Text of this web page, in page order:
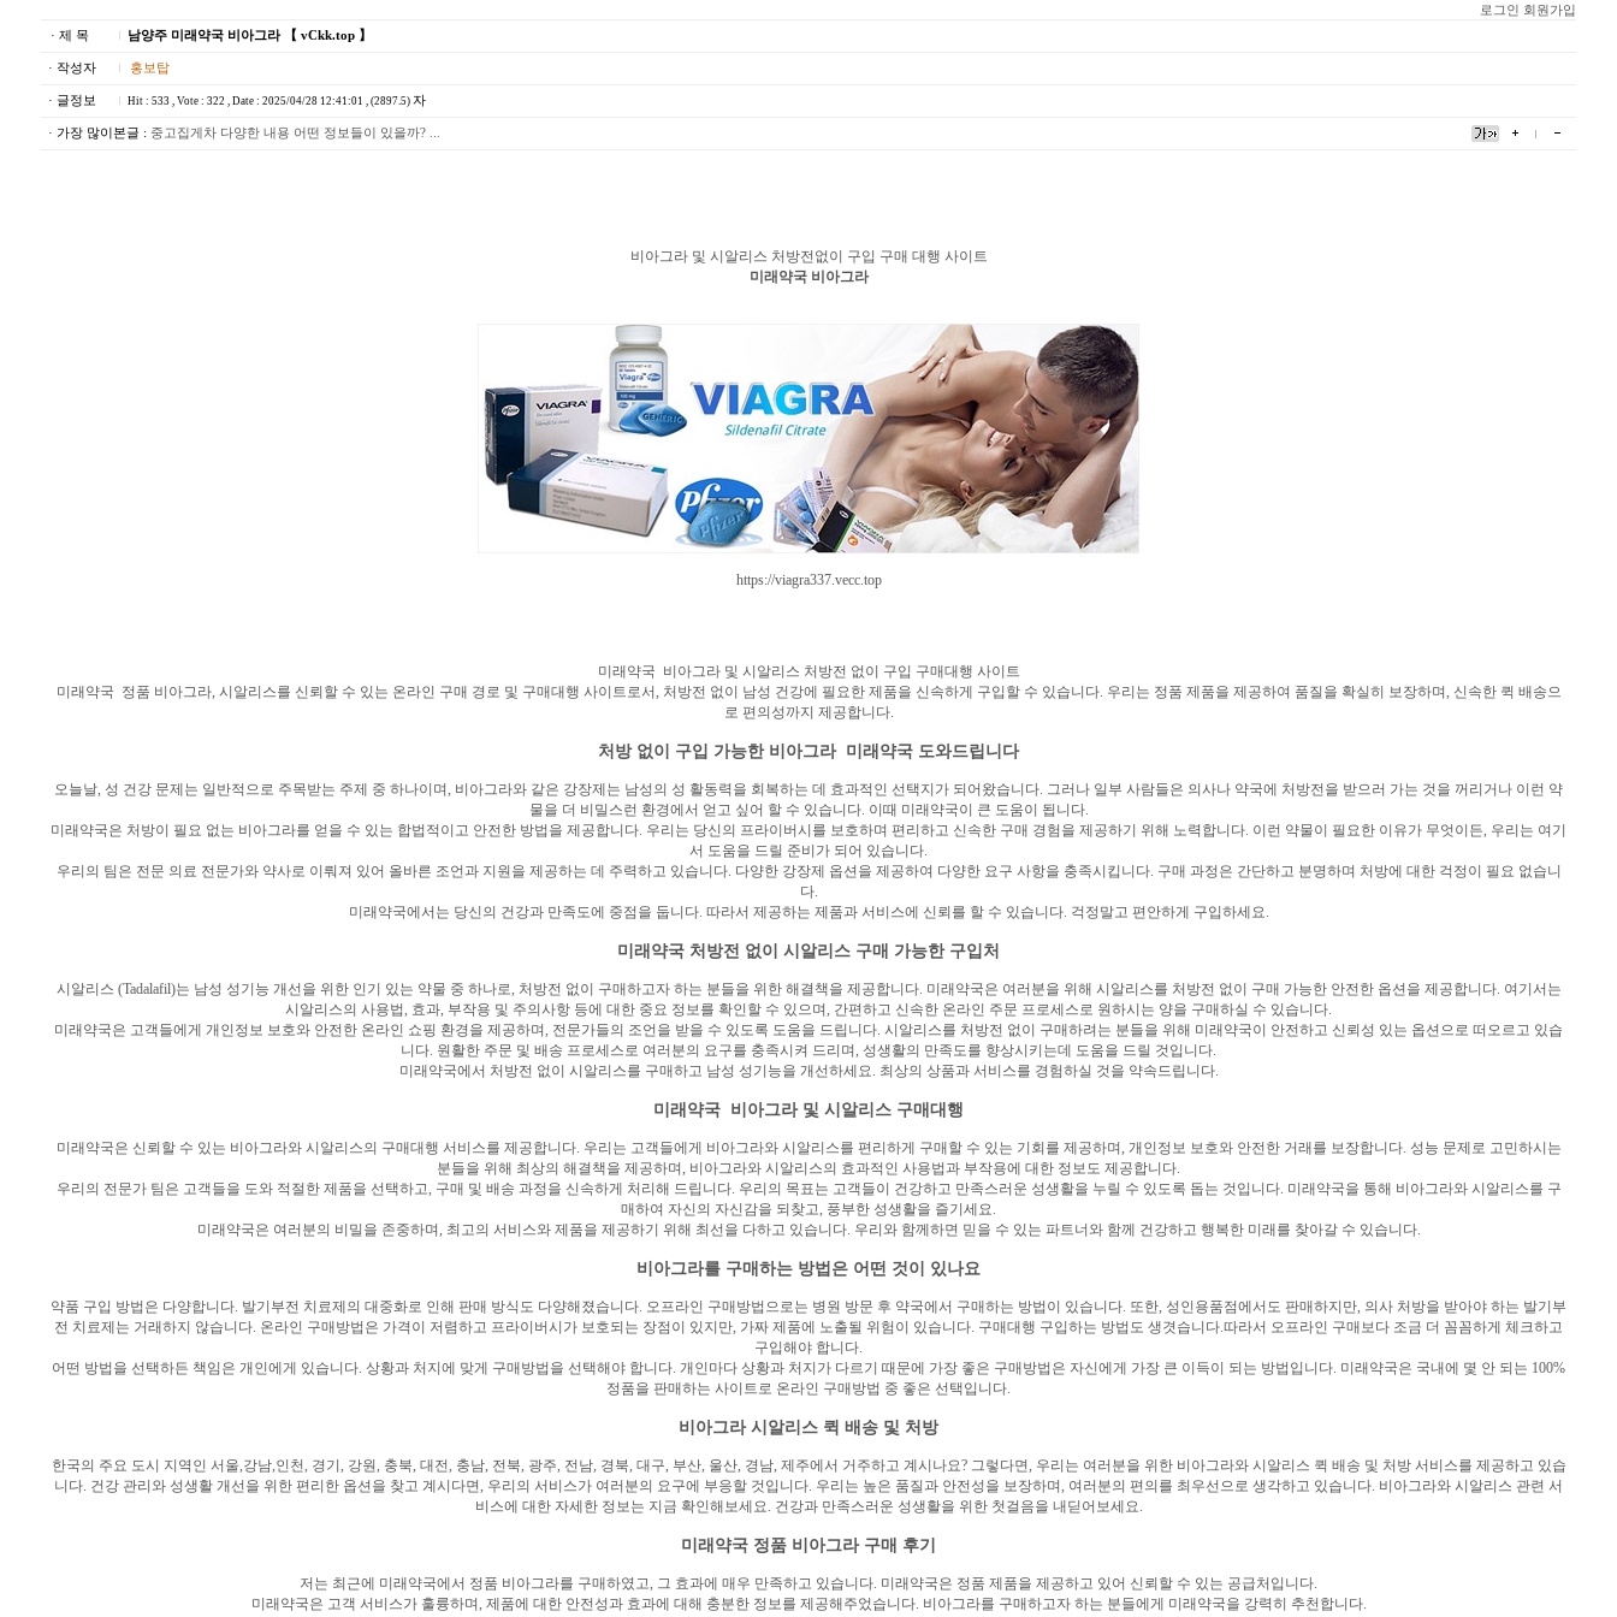
로그인
회원가입
· 제 목
남양주 미래약국 비아그라 【 vCkk.top 】
· 작성자 홍보탑
· 글정보 Hit : 533 , Vote : 322 , Date : 2025/04/28 12:41:01 , (2897.5) 자
· 가장 많이본글 : 중고집게차 다양한 내용 어떤 정보들이 있을까? ...
비아그라 및 시알리스 처방전없이 구입 구매 대행 사이트
미래약국 비아그라
https://viagra337.vecc.top
미래약국 비아그라 및 시알리스 처방전 없이 구입 구매대행 사이트
미래약국 정품 비아그라, 시알리스를 신뢰할 수 있는 온라인 구매 경로 및 구매대행 사이트로서, 처방전 없이 남성 건강에 필요한 제품을 신속하게 구입할 수 있습니다. 우리는 정품 제품을 제공하여 품질을 확실히 보장하며, 신속한 퀵 배송으
로 편의성까지 제공합니다.
처방 없이 구입 가능한 비아그라 미래약국 도와드립니다
오늘날, 성 건강 문제는 일반적으로 주목받는 주제 중 하나이며, 비아그라와 같은 강장제는 남성의 성 활동력을 회복하는 데 효과적인 선택지가 되어왔습니다. 그러나 일부 사람들은 의사나 약국에 처방전을 받으러 가는 것을 꺼리거나 이런 약
물을 더 비밀스런 환경에서 얻고 싶어 할 수 있습니다. 이때 미래약국이 큰 도움이 됩니다.
미래약국은 처방이 필요 없는 비아그라를 얻을 수 있는 합법적이고 안전한 방법을 제공합니다. 우리는 당신의 프라이버시를 보호하며 편리하고 신속한 구매 경험을 제공하기 위해 노력합니다. 이런 약물이 필요한 이유가 무엇이든, 우리는 여기
서 도움을 드릴 준비가 되어 있습니다.
우리의 팀은 전문 의료 전문가와 약사로 이뤄져 있어 올바른 조언과 지원을 제공하는 데 주력하고 있습니다. 다양한 강장제 옵션을 제공하여 다양한 요구 사항을 충족시킵니다. 구매 과정은 간단하고 분명하며 처방에 대한 걱정이 필요 없습니
다.
미래약국에서는 당신의 건강과 만족도에 중점을 둡니다. 따라서 제공하는 제품과 서비스에 신뢰를 할 수 있습니다. 걱정말고 편안하게 구입하세요.
미래약국 처방전 없이 시알리스 구매 가능한 구입처
시알리스 (Tadalafil)는 남성 성기능 개선을 위한 인기 있는 약물 중 하나로, 처방전 없이 구매하고자 하는 분들을 위한 해결책을 제공합니다. 미래약국은 여러분을 위해 시알리스를 처방전 없이 구매 가능한 안전한 옵션을 제공합니다. 여기서는
시알리스의 사용법, 효과, 부작용 및 주의사항 등에 대한 중요 정보를 확인할 수 있으며, 간편하고 신속한 온라인 주문 프로세스로 원하시는 양을 구매하실 수 있습니다.
미래약국은 고객들에게 개인정보 보호와 안전한 온라인 쇼핑 환경을 제공하며, 전문가들의 조언을 받을 수 있도록 도움을 드립니다. 시알리스를 처방전 없이 구매하려는 분들을 위해 미래약국이 안전하고 신뢰성 있는 옵션으로 떠오르고 있습
니다. 원활한 주문 및 배송 프로세스로 여러분의 요구를 충족시켜 드리며, 성생활의 만족도를 향상시키는데 도움을 드릴 것입니다.
미래약국에서 처방전 없이 시알리스를 구매하고 남성 성기능을 개선하세요. 최상의 상품과 서비스를 경험하실 것을 약속드립니다.
미래약국 비아그라 및 시알리스 구매대행
미래약국은 신뢰할 수 있는 비아그라와 시알리스의 구매대행 서비스를 제공합니다. 우리는 고객들에게 비아그라와 시알리스를 편리하게 구매할 수 있는 기회를 제공하며, 개인정보 보호와 안전한 거래를 보장합니다. 성능 문제로 고민하시는
분들을 위해 최상의 해결책을 제공하며, 비아그라와 시알리스의 효과적인 사용법과 부작용에 대한 정보도 제공합니다.
우리의 전문가 팀은 고객들을 도와 적절한 제품을 선택하고, 구매 및 배송 과정을 신속하게 처리해 드립니다. 우리의 목표는 고객들이 건강하고 만족스러운 성생활을 누릴 수 있도록 돕는 것입니다. 미래약국을 통해 비아그라와 시알리스를 구
매하여 자신의 자신감을 되찾고, 풍부한 성생활을 즐기세요.
미래약국은 여러분의 비밀을 존중하며, 최고의 서비스와 제품을 제공하기 위해 최선을 다하고 있습니다. 우리와 함께하면 믿을 수 있는 파트너와 함께 건강하고 행복한 미래를 찾아갈 수 있습니다.
비아그라를 구매하는 방법은 어떤 것이 있나요
약품 구입 방법은 다양합니다. 발기부전 치료제의 대중화로 인해 판매 방식도 다양해졌습니다. 오프라인 구매방법으로는 병원 방문 후 약국에서 구매하는 방법이 있습니다. 또한, 성인용품점에서도 판매하지만, 의사 처방을 받아야 하는 발기부
전 치료제는 거래하지 않습니다. 온라인 구매방법은 가격이 저렴하고 프라이버시가 보호되는 장점이 있지만, 가짜 제품에 노출될 위험이 있습니다. 구매대행 구입하는 방법도 생겻습니다.따라서 오프라인 구매보다 조금 더 꼼꼼하게 체크하고
구입해야 합니다.
어떤 방법을 선택하든 책임은 개인에게 있습니다. 상황과 처지에 맞게 구매방법을 선택해야 합니다. 개인마다 상황과 처지가 다르기 때문에 가장 좋은 구매방법은 자신에게 가장 큰 이득이 되는 방법입니다. 미래약국은 국내에 몇 안 되는 100%
정품을 판매하는 사이트로 온라인 구매방법 중 좋은 선택입니다.
비아그라 시알리스 퀵 배송 및 처방
한국의 주요 도시 지역인 서울,강남,인천, 경기, 강원, 충북, 대전, 충남, 전북, 광주, 전남, 경북, 대구, 부산, 울산, 경남, 제주에서 거주하고 계시나요? 그렇다면, 우리는 여러분을 위한 비아그라와 시알리스 퀵 배송 및 처방 서비스를 제공하고 있습
니다. 건강 관리와 성생활 개선을 위한 편리한 옵션을 찾고 계시다면, 우리의 서비스가 여러분의 요구에 부응할 것입니다. 우리는 높은 품질과 안전성을 보장하며, 여러분의 편의를 최우선으로 생각하고 있습니다. 비아그라와 시알리스 관련 서
비스에 대한 자세한 정보는 지금 확인해보세요. 건강과 만족스러운 성생활을 위한 첫걸음을 내딛어보세요.
미래약국 정품 비아그라 구매 후기
저는 최근에 미래약국에서 정품 비아그라를 구매하였고, 그 효과에 매우 만족하고 있습니다. 미래약국은 정품 제품을 제공하고 있어 신뢰할 수 있는 공급처입니다.
미래약국은 고객 서비스가 훌륭하며, 제품에 대한 안전성과 효과에 대해 충분한 정보를 제공해주었습니다. 비아그라를 구매하고자 하는 분들에게 미래약국을 강력히 추천합니다.